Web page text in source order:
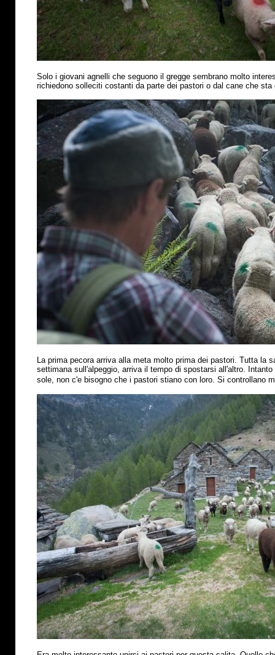
Solo i giovani agnelli che seguono il gregge sembrano molto
richiedono solleciti costanti da parte dei pastori o dal cane che sta
La prima pecora arriva alla meta molto prima dei pastori. Tutta la
settimana sull'alpeggio, arriva il tempo di spostarsi all'altro.
sole, non c'e bisogno che i pastori stiano con loro. Si controllano